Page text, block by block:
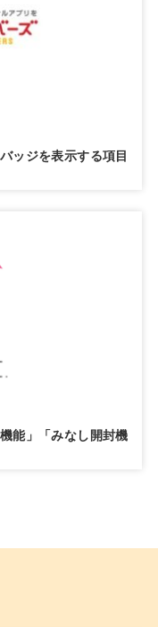
ッジを表示する項目
能」「みなし開封機